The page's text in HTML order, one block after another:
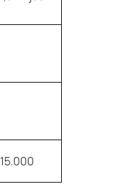
15.000